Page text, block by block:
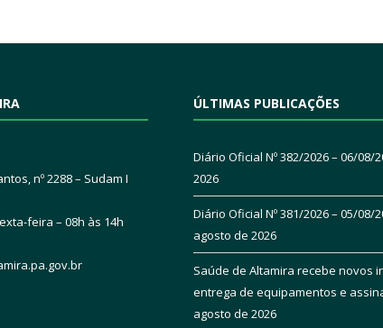
nº 2288 – Sudam I
feira – 08h às 14h
gov.br
ÚLTIMAS PUBLICAÇÕES
Diário Oficial Nº 382/2026 – 06/08/
2026
Diário Oficial Nº 381/2026 – 05/08/
agosto de 2026
Saúde de Altamira recebe novos
entrega de equipamentos e
agosto de 2026